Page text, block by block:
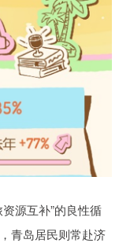
源互补”的良性循
青岛居民则常赴济